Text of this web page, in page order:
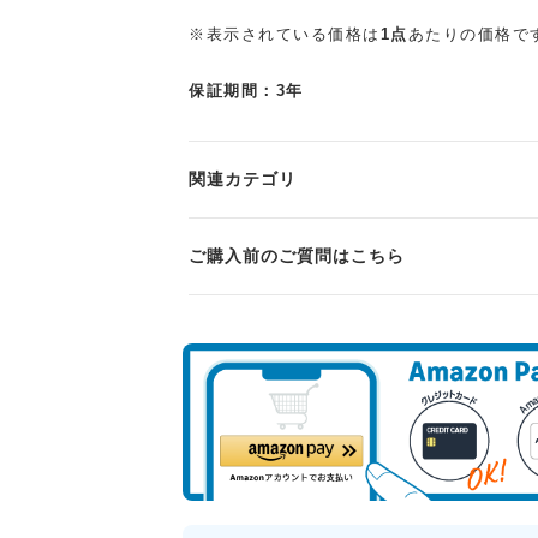
※表示されている価格は 1点あたりの価格で
保証期間：3年
関連カテゴリ
ご購入前のご質問はこちら